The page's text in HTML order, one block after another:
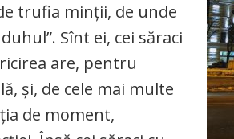
trufia minții, de unde
Sînt ei, cei săraci
are, pentru
și, de cele mai multe
de moment,